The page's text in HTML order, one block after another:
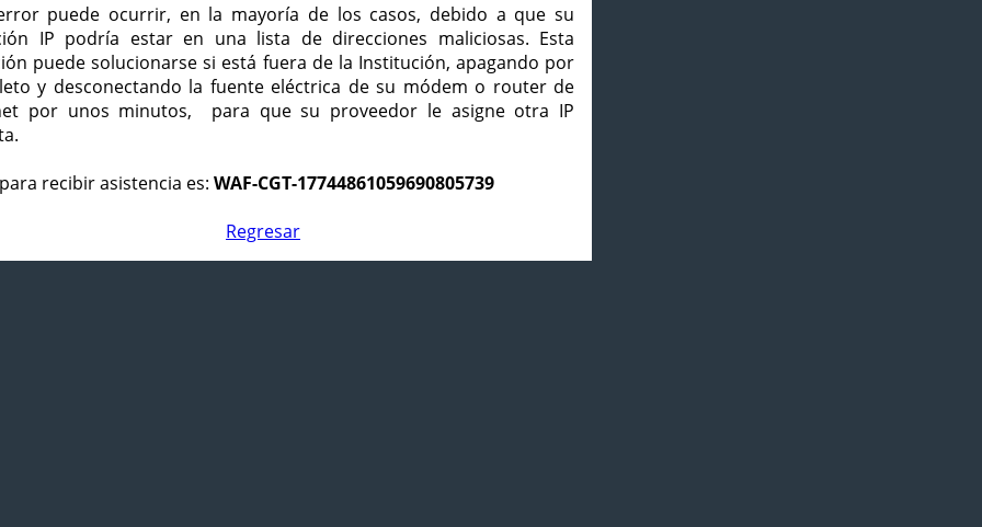
puede ocurrir, en la mayoría de los casos, debido a que su
IP podría estar en una lista de direcciones maliciosas. Esta
puede solucionarse si está fuera de la Institución, apagando por
y desconectando la fuente eléctrica de su módem o router de
por unos minutos, para que su proveedor le asigne otra IP
recibir asistencia es: WAF-CGT-17744861059690805739
Regresar